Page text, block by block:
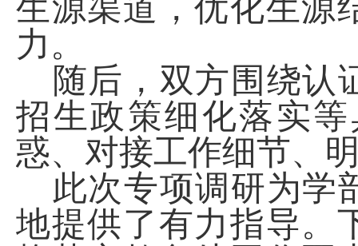
生源渠道，优化生源
力。
随后，双方围绕认
招生政策细化落实
惑、对接工作细节、
此次专项调研为学
地提供了有力指导。